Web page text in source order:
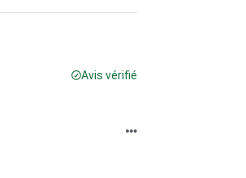
Avis vérifié